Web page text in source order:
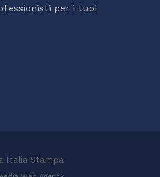
per i tuoi
Italia Stampa